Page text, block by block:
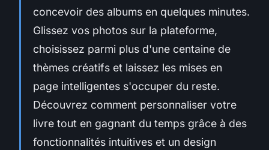
concevoir des albums en quelques minutes.
Glissez vos photos sur la plateforme,
choisissez parmi plus d'une centaine de
thèmes créatifs et laissez les mises en
page intelligentes s'occuper du reste.
Découvrez comment personnaliser votre
livre tout en gagnant du temps grâce à des
fonctionnalités intuitives et un design